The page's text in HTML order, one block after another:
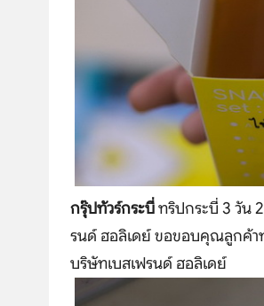
กรุ๊ปทัวร์กระบี่ทริปกระบี่ 3 วัน
รนด์ ฮอลิเดย์ ขอขอบคุณลูกค้าทุ
บริษัทเบสเฟรนด์ ฮอลิเดย์